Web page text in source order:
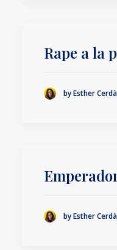
Rape a la
by Esther Cerdà
by Esther Cerdà